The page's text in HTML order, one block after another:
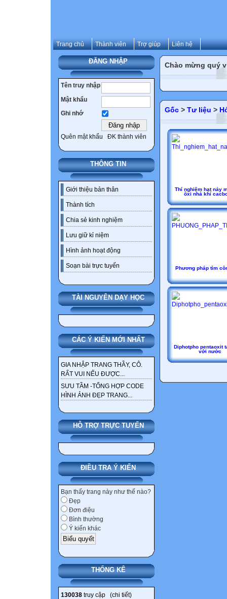
Trang chủ Thành viên Trợ giúp Liên hệ
ĐĂNG NHẬP
Tên truy nhập
Mật khẩu
Ghi nhớ
Quên mật khẩu ĐK thành viên
THÔNG TIN
Giới thiệu bản thân
Thành tích
Chia sẻ kinh nghiệm
Lưu giữ kỉ niệm
Hình ảnh hoạt động
Soạn bài trực tuyến
TÀI NGUYÊN DẠY HỌC
CÁC Ý KIẾN MỚI NHẤT
GIA NHẬP TRANG THẦY, CÔ.
RẤT VUI NẾU ĐƯỢC...
SƯU TẦM -TỔNG HỢP CODE
HÌNH ẢNH ĐẸP TRANG...
HỖ TRỢ TRỰC TUYẾN
ĐIỀU TRA Ý KIẾN
Bạn thấy trang này như thế nào?
Đẹp
Đơn điệu
Bình thường
Ý kiến khác
THỐNG KÊ
130038 truy cập (chi tiết)
Chào mừng quý
Gốc > Tư liệu >
Thí nghiệm hạt nảy
ôxi nhả khí
Phương pháp tìm
Diphotpho pentaoxit
với nước